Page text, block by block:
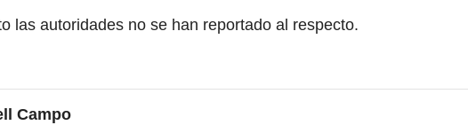
las autoridades no se han reportado al respecto.
Campo